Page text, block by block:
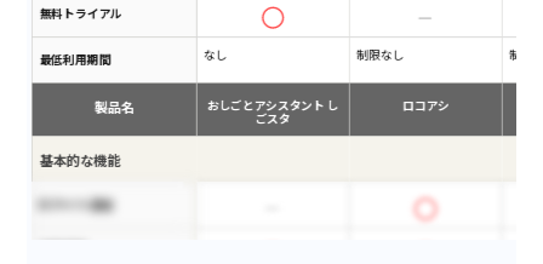
無料トライアル
最低利用期間
製品名
基本的な機能
ECサイト運営
なし
おしごとアシスタント し
ごスタ
制限なし
ロコアシ
制限